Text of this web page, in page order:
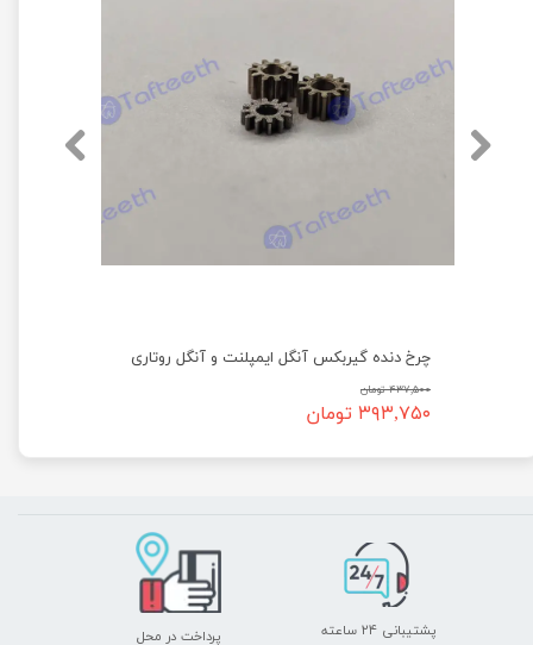
چرخ دنده گیربکس آنگل ایمپلنت و آنگل روتاری
۴۳۷,۵۰۰ تومان
۳۹۳,۷۵۰ تومان
پشتیبانی ۲۴ ساعته پرداخت در محل